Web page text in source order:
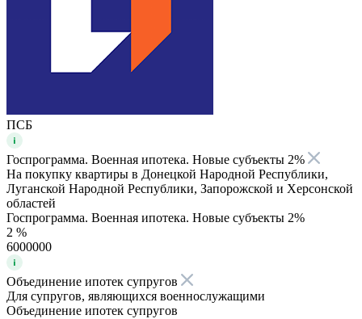
ПСБ
Госпрограмма. Военная ипотека. Новые субъекты 2%
На покупку квартиры в Донецкой Народной Республики,
Луганской Народной Республики, Запорожской и Херсонской
областей
Госпрограмма. Военная ипотека. Новые субъекты 2%
2 %
6000000
Объединение ипотек супругов
Для супругов, являющихся военнослужащими
Объединение ипотек супругов